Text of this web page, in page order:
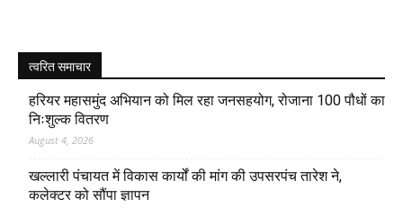
त्वरित समाचार
हरियर महासमुंद अभियान को मिल रहा जनसहयोग, रोजाना 100 पौधों का
निःशुल्क वितरण
August 4, 2026
खल्लारी पंचायत में विकास कार्यों की मांग की उपसरपंच तारेश ने,
कलेक्टर को सौंपा ज्ञापन